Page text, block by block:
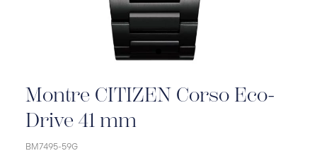
Montre CITIZEN Corso Eco-
Drive 41 mm
BM7495-59G